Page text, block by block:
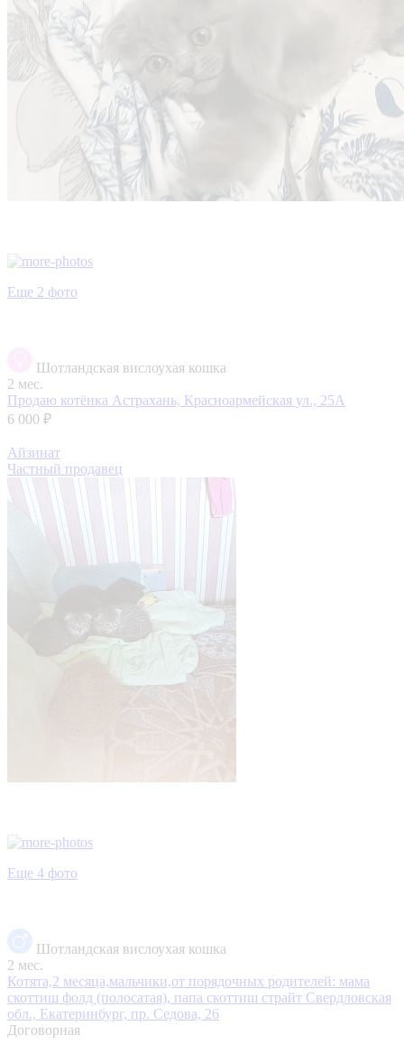
Еще 2 фото
Шотландская вислоухая кошка
2 мес.
Продаю котёнка Астрахань, Красноармейская ул., 25А
6 000 ₽
Айзинат
Частный продавец
Еще 4 фото
Шотландская вислоухая кошка
2 мес.
Котята,2 месяца,мальчики,от порядочных родителей: мама
скоттиш фолд (полосатая), папа скоттиш страйт Свердловская
обл., Екатеринбург, пр. Седова, 26
Договорная